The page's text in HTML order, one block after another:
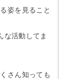
姿を見ること
な活動してま
さん知っても